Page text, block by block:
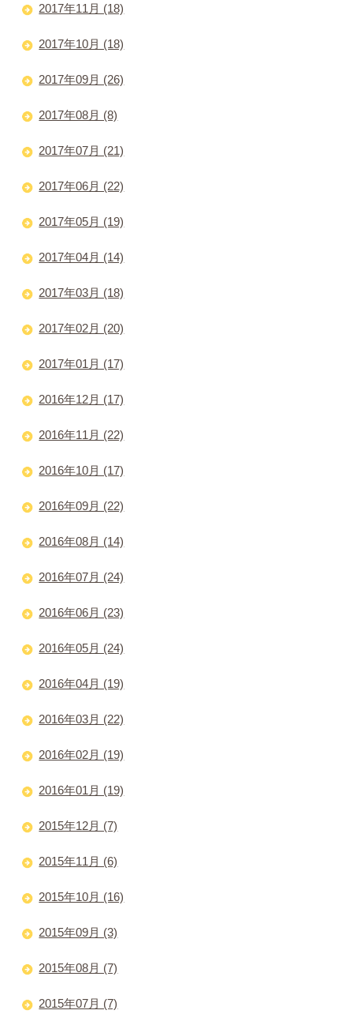
2017年11月 (18)
2017年10月 (18)
2017年09月 (26)
2017年08月 (8)
2017年07月 (21)
2017年06月 (22)
2017年05月 (19)
2017年04月 (14)
2017年03月 (18)
2017年02月 (20)
2017年01月 (17)
2016年12月 (17)
2016年11月 (22)
2016年10月 (17)
2016年09月 (22)
2016年08月 (14)
2016年07月 (24)
2016年06月 (23)
2016年05月 (24)
2016年04月 (19)
2016年03月 (22)
2016年02月 (19)
2016年01月 (19)
2015年12月 (7)
2015年11月 (6)
2015年10月 (16)
2015年09月 (3)
2015年08月 (7)
2015年07月 (7)